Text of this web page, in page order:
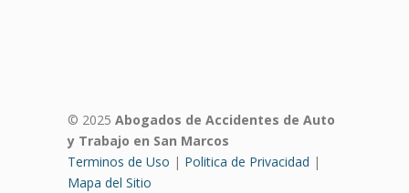
© 2025 Abogados de Accidentes de Auto
y Trabajo en San Marcos
Terminos de Uso | Politica de Privacidad |
Mapa del Sitio